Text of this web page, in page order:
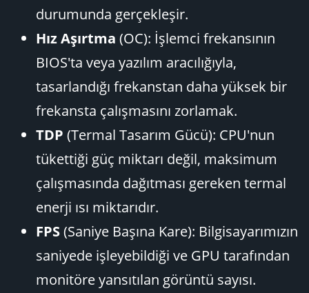
durumunda gerçekleşir.
Hız Aşırtma (OC): İşlemci frekansının
BIOS'ta veya yazılım aracılığıyla,
tasarlandığı frekanstan daha yüksek bir
frekansta çalışmasını zorlamak.
TDP (Termal Tasarım Gücü): CPU'nun
tükettiği güç miktarı değil, maksimum
çalışmasında dağıtması gereken termal
enerji ısı miktarıdır.
FPS(Saniye Başına Kare): Bilgisayarımızın
saniyede işleyebildiği ve GPU tarafından
monitöre yansıtılan görüntü sayısı.